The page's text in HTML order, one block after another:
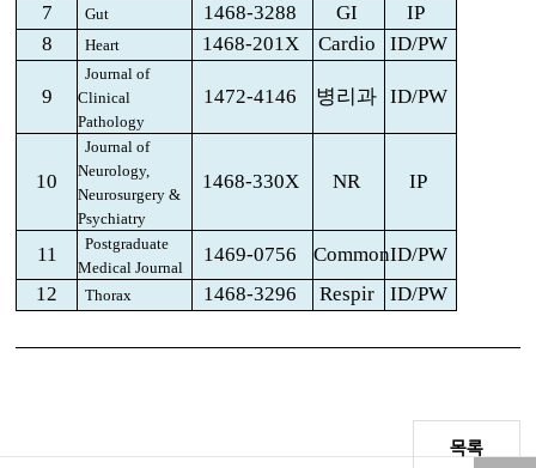
7 Gut 1468-3288 GI
IP
8
Heart 1468-201X Cardio ID/PW
9
Journal of
Clinical
Pathology
1472-4146 병리과 ID/PW
10
Journal of
Neurology,
Neurosurgery &
Psychiatry
1468-330X NR IP
11
Postgraduate
Medical Journal
1469-0756 CommonID/PW
12
Thorax 1468-3296 Respir ID/PW
목록